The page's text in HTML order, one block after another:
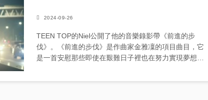
2024-09-26
TEEN TOP的Niel公開了他的音樂錄影帶《前進的步
伐》。《前進的步伐》是作曲家金雅凜的項目曲目，它
是一首安慰那些即使在艱難日子裡也在努力實現夢想的
在意想不到的地方找...